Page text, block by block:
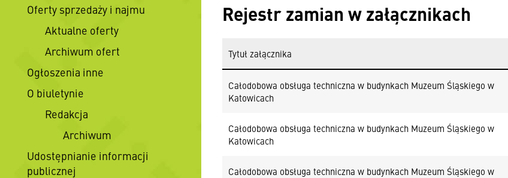
Oferty sprzedaży i najmu
Aktualne oferty
Archiwum ofert
Ogłoszenia inne
O biuletynie
Redakcja
Archiwum
Udostępnianie informacji
publicznej
Rejestr zamian w załącznikach
Tytuł załącznika
Całodobowa obsługa techniczna w budynkach Muzeum Śląskiego w
Katowicach
Całodobowa obsługa techniczna w budynkach Muzeum Śląskiego w
Katowicach
Całodobowa obsługa techniczna w budynkach Muzeum Śląskiego w